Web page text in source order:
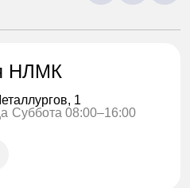
НЛМК
1
Суббота 08:00–16:00